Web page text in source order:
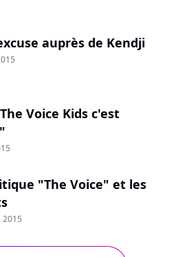
auprès de Kendji
Voice Kids c'est
"The Voice" et les
2015